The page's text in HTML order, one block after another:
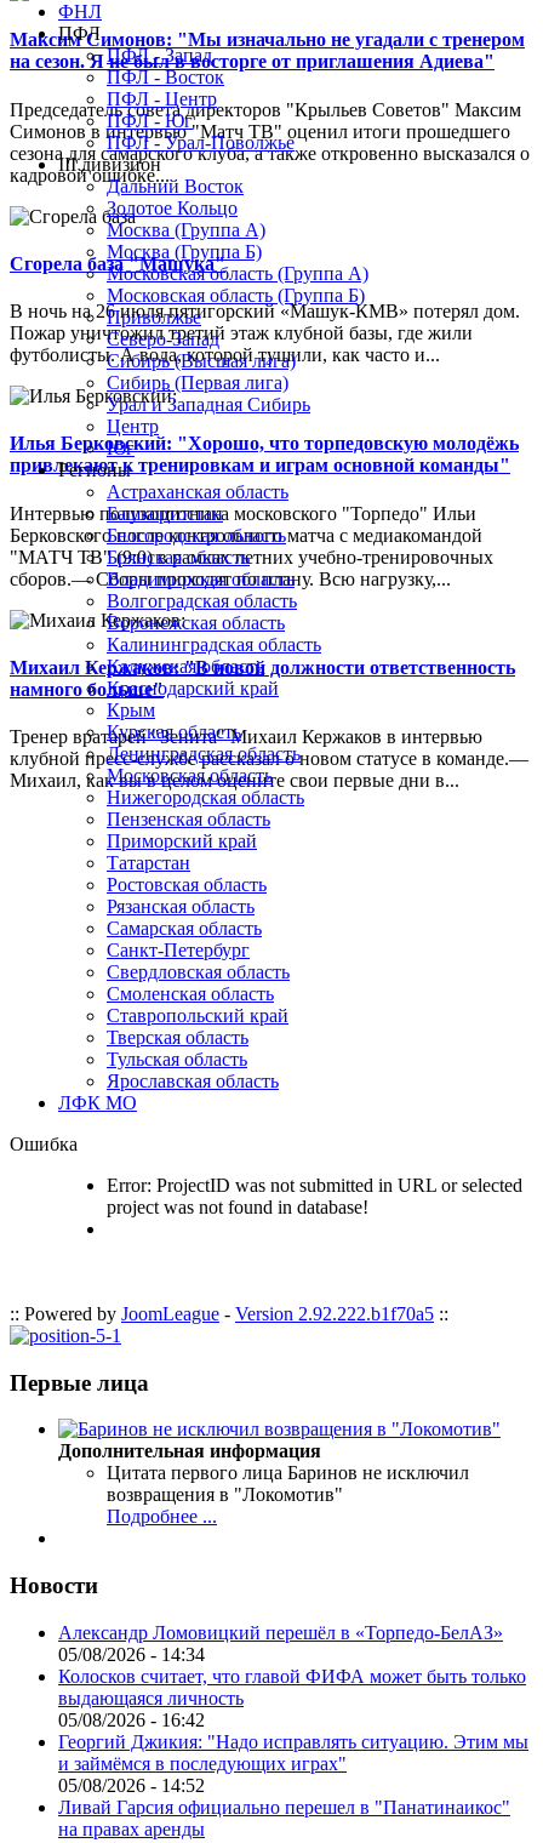
Максим Симонов: "Мы изначально не угадали с тренером
на сезон. Я не был в восторге от приглашения Адиева"
Председатель совета директоров "Крыльев Советов" Максим
Симонов в интервью "Матч ТВ" оценил итоги прошедшего
сезона для самарского клуба, а также откровенно высказался о
кадровой ошибке...
Сгорела база "Машука"
В ночь на 26 июля пятигорский «Машук-КМВ» потерял дом.
Пожар уничтожил третий этаж клубной базы, где жили
футболисты. А вода, которой тушили, как часто и...
Илья Берковский: "Хорошо, что торпедовскую молодёжь
привлекают к тренировкам и играм основной команды"
Интервью полузащитника московского "Торпедо" Ильи
Берковского после контрольного матча с медиакомандой
"МАТЧ ТВ" (9:0) в рамках летних учебно-тренировочных
сборов.— Сборы проходят по плану. Всю нагрузку,...
Михаил Кержаков: "В новой должности ответственность
намного больше"
Тренер вратарей "Зенита" Михаил Кержаков в интервью
клубной пресс-службе рассказал о новом статусе в команде.—
Михаил, как вы в целом оцените свои первые дни в...
ФНЛ
ПФЛ
ПФЛ - Запад
ПФЛ - Восток
ПФЛ - Центр
ПФЛ - Юг
ПФЛ - Урал-Поволжье
III дивизион
Дальний Восток
Золотое Кольцо
Москва (Группа А)
Москва (Группа Б)
Московская область (Группа А)
Московская область (Группа Б)
Приволжье
Северо-Запад
Сибирь (Высшая лига)
Сибирь (Первая лига)
Урал и Западная Сибирь
Центр
Юг
Регионы
Астраханская область
Башкортостан
Белгородская область
Брянская область
Владимирская область
Волгоградская область
Воронежская область
Калининградская область
Калужская область
Краснодарский край
Крым
Курская область
Ленинградская область
Московская область
Нижегородская область
Пензенская область
Приморский край
Татарстан
Ростовская область
Рязанская область
Самарская область
Санкт-Петербург
Свердловская область
Смоленская область
Ставропольский край
Тверская область
Тульская область
Ярославская область
ЛФК МО
Ошибка
Error: ProjectID was not submitted in URL or selected
project was not found in database!
:: Powered by JoomLeague - Version 2.92.222.b1f70a5 ::
Первые лица
Дополнительная информация
Цитата первого лица Баринов не исключил
возвращения в "Локомотив"
Подробнее ...
Новости
Александр Ломовицкий перешёл в «Торпедо-БелАЗ»
05/08/2026 - 14:34
Колосков считает, что главой ФИФА может быть только
выдающаяся личность
05/08/2026 - 16:42
Георгий Джикия: "Надо исправлять ситуацию. Этим мы
и займёмся в последующих играх"
05/08/2026 - 14:52
Ливай Гарсия официально перешел в "Панатинаикос"
на правах аренды